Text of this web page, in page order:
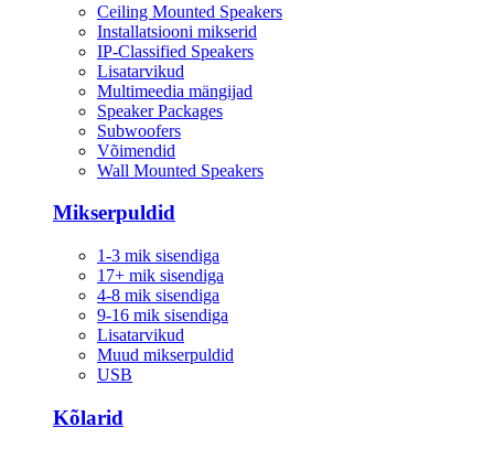
Ceiling Mounted Speakers
Installatsiooni mikserid
IP-Classified Speakers
Lisatarvikud
Multimeedia mängijad
Speaker Packages
Subwoofers
Võimendid
Wall Mounted Speakers
Mikserpuldid
1-3 mik sisendiga
17+ mik sisendiga
4-8 mik sisendiga
9-16 mik sisendiga
Lisatarvikud
Muud mikserpuldid
USB
Kõlarid